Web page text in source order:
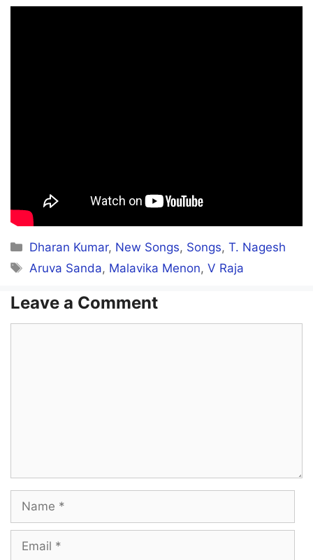
Categories
Dharan Kumar, New Songs, Songs,T. Nagesh
Tags
Aruva Sanda, Malavika Menon,V Raja
Leave a Comment
Name
Email